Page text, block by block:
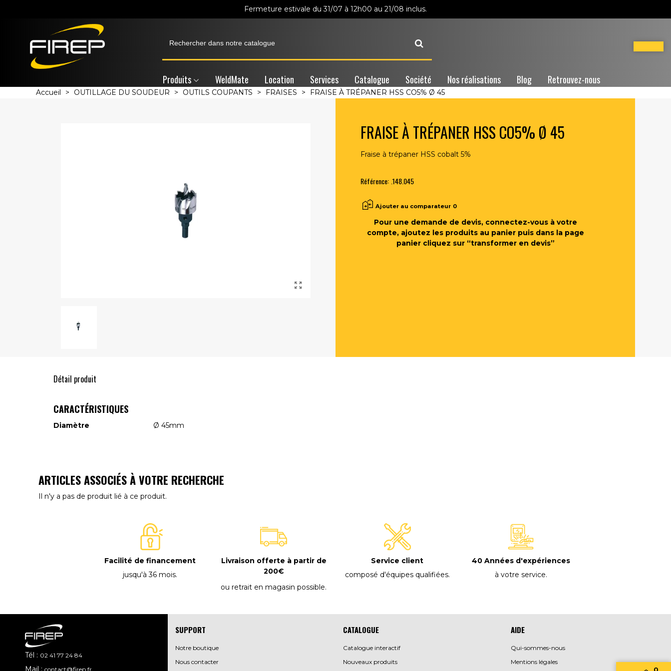
Fermeture estivale du 31/07 à 12h00 au 21/08 inclus.
Produits WeldMate Location Services Catalogue Société Nos réalisations Blog Retrouvez-nous
Accueil > OUTILLAGE DU SOUDEUR > OUTILS COUPANTS > FRAISES > FRAISE À TRÉPANER HSS CO5% Ø 45
FRAISE À TRÉPANER HSS CO5% Ø 45
Fraise à trépaner HSS cobalt 5%
Référence: .148.045
Ajouter au comparateur 0
Pour une demande de devis, connectez-vous à votre
compte, ajoutez les produits au panier puis dans la page
panier cliquez sur “transformer en devis”
Détail produit
CARACTÉRISTIQUES
Diamètre Ø 45mm
ARTICLES ASSOCIÉS À VOTRE RECHERCHE
Il n'y a pas de produit lié à ce produit.
Facilité de financement
jusqu'à 36 mois.
Livraison offerte à partir de
200€
ou retrait en magasin possible.
Service client
composé d'équipes qualifiées.
40 Années d'expériences
à votre service.
AIDE
Qui-sommes-nous
Mentions légales
CATALOGUE
Catalogue interactif
Nouveaux produits
SUPPORT
Notre boutique
Nous contacter
Tél : 02 41 77 24 84
Mail : contact@firep.fr